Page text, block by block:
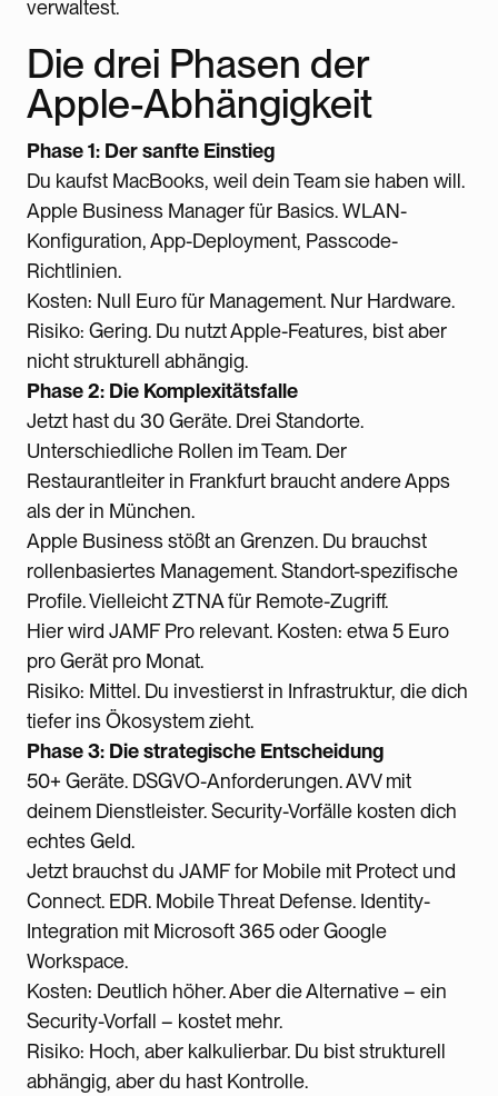
verwaltest.
Die drei Phasen der
Apple-Abhängigkeit
Phase 1: Der sanfte Einstieg
Du kaufst MacBooks, weil dein Team sie haben will.
Apple Business Manager für Basics. WLAN-
Konfiguration, App-Deployment, Passcode-
Richtlinien.
Kosten: Null Euro für Management. Nur Hardware.
Risiko: Gering. Du nutzt Apple-Features, bist aber
nicht strukturell abhängig.
Phase 2: Die Komplexitätsfalle
Jetzt hast du 30 Geräte. Drei Standorte.
Unterschiedliche Rollen im Team. Der
Restaurantleiter in Frankfurt braucht andere Apps
als der in München.
Apple Business stößt an Grenzen. Du brauchst
rollenbasiertes Management. Standort-spezifische
Profile. Vielleicht ZTNA für Remote-Zugriff.
Hier wird JAMF Pro relevant. Kosten: etwa 5 Euro
pro Gerät pro Monat.
Risiko: Mittel. Du investierst in Infrastruktur, die dich
tiefer ins Ökosystem zieht.
Phase 3: Die strategische Entscheidung
50+ Geräte. DSGVO-Anforderungen. AVV mit
deinem Dienstleister. Security-Vorfälle kosten dich
echtes Geld.
Jetzt brauchst du JAMF for Mobile mit Protect und
Connect. EDR. Mobile Threat Defense. Identity-
Integration mit Microsoft 365 oder Google
Workspace.
Kosten: Deutlich höher. Aber die Alternative – ein
Security-Vorfall – kostet mehr.
Risiko: Hoch, aber kalkulierbar. Du bist strukturell
abhängig, aber du hast Kontrolle.